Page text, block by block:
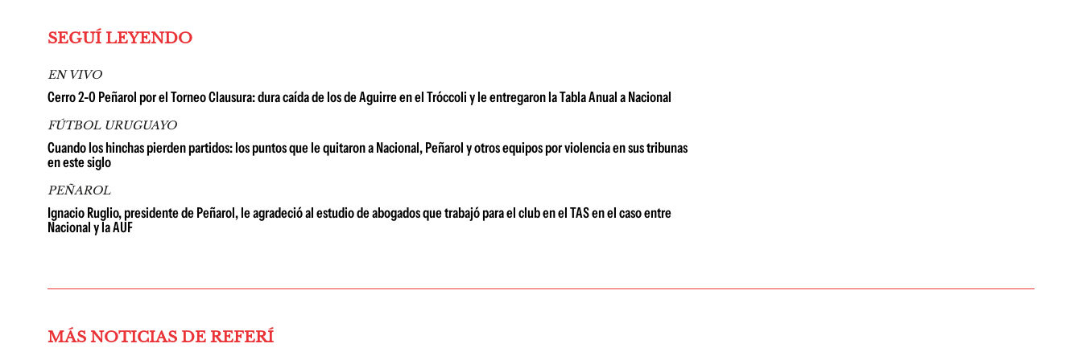
SEGUÍ LEYENDO
EN VIVO
Cerro 2-0 Peñarol por el Torneo Clausura: dura caída de los de Aguirre en el Tróccoli y le entregaron la Tabla Anual a Nacional
FÚTBOL URUGUAYO
Cuando los hinchas pierden partidos: los puntos que le quitaron a Nacional, Peñarol y otros equipos por violencia en sus tribunas
en este siglo
PEÑAROL
Ignacio Ruglio, presidente de Peñarol, le agradeció al estudio de abogados que trabajó para el club en el TAS en el caso entre
Nacional y la AUF
MÁS NOTICIAS DE REFERÍ